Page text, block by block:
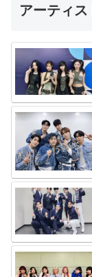
アーティス